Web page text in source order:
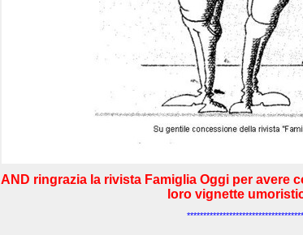
AND ringrazia la rivista Famiglia Oggi per avere
loro vignette
************************************